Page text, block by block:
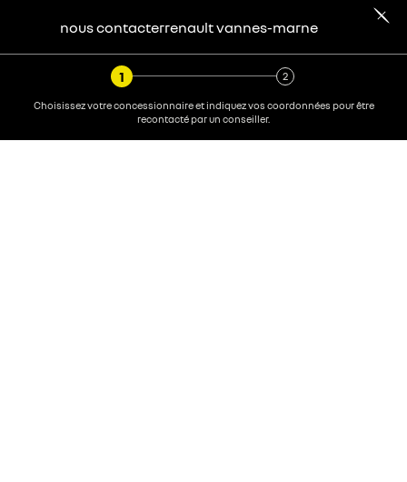
nous contacterrenaultvannes-marne
Choisissez votre concessionnaire et indiquez vos coordonnées pour être
recontacté par un conseiller.